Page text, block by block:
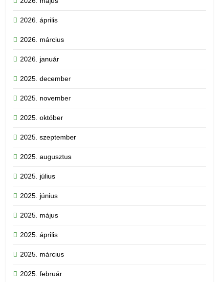
2026. április
2026. március
2026. január
2025. december
2025. november
2025. október
2025. szeptember
2025. augusztus
2025. július
2025. június
2025. május
2025. április
2025. március
2025. február